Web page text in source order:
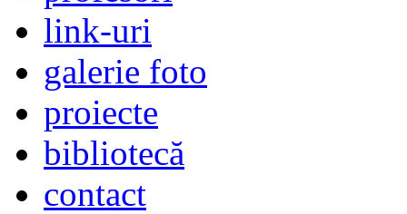
link-uri
galerie foto
proiecte
bibliotecă
contact